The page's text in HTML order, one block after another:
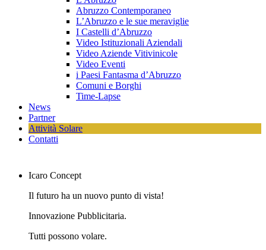
Abruzzo Contemporaneo
L’Abruzzo e le sue meraviglie
I Castelli d’Abruzzo
Video Istituzionali Aziendali
Video Aziende Vitivinicole
Video Eventi
i Paesi Fantasma d’Abruzzo
Comuni e Borghi
Time-Lapse
News
Partner
Attività Solare
Contatti
Icaro Concept
Il futuro ha un nuovo punto di vista!
Innovazione Pubblicitaria.
Tutti possono volare.